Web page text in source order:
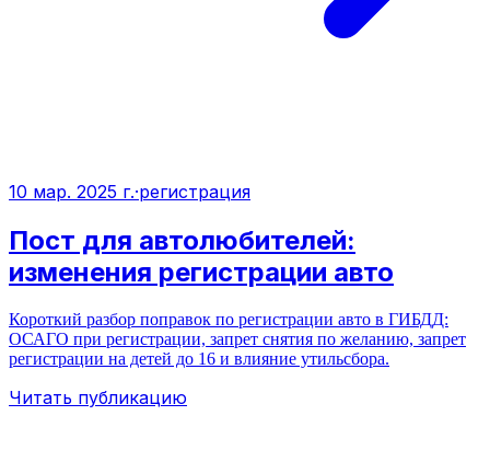
10 мар. 2025 г.·регистрация
Пост для автолюбителей:
изменения регистрации авто
Короткий разбор поправок по регистрации авто в ГИБДД:
ОСАГО при регистрации, запрет снятия по желанию, запрет
регистрации на детей до 16 и влияние утильсбора.
Читать публикацию